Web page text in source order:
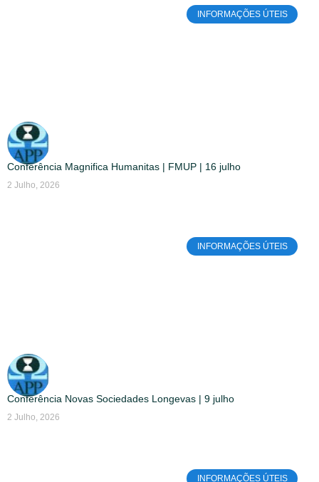
INFORMAÇÕES ÚTEIS
Conferência Magnifica Humanitas | FMUP | 16 julho
2 Julho, 2026
INFORMAÇÕES ÚTEIS
Conferência Novas Sociedades Longevas | 9 julho
2 Julho, 2026
INFORMAÇÕES ÚTEIS